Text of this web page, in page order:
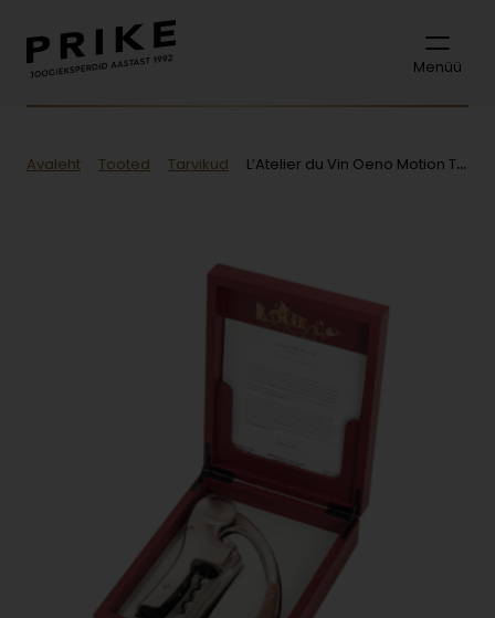
Menüü
Avaleht Tooted Tarvikud L’Atelier du Vin Oeno Motion Trésor veiniavaja puidust karbis